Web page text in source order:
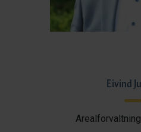
Eivind